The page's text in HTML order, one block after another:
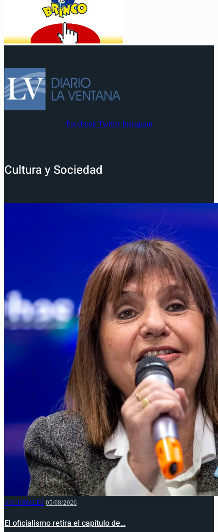
Facebook Twitter Instagram
Cultura y Sociedad
NACIONALES 05/08/2026
El oficialismo retira el capítulo de…